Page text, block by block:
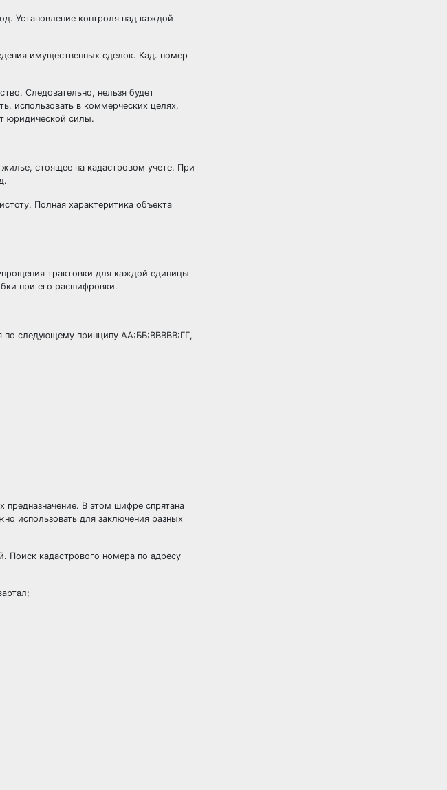
Установление контроля над каждой
имущественных сделок. Кад. номер
Следовательно, нельзя будет
использовать в коммерческих целях,
юридической силы.
стоящее на кадастровом учете. При
Полная характеритика объекта
трактовки для каждой единицы
при его расшифровки.
по следующему принципу АА:ББ:ВВВВВ:ГГ,
В этом шифре спрятана
использовать для заключения разных
Поиск кадастрового номера по адресу